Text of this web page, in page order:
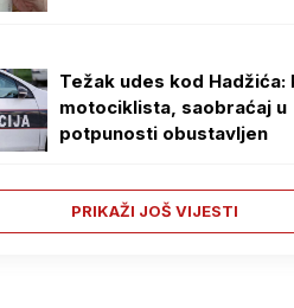
Težak udes kod Hadžića:
motociklista, saobraćaj u
potpunosti obustavljen
PRIKAŽI JOŠ VIJESTI